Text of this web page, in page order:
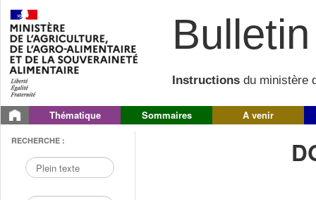
Instructions du ministère
Thématique Sommaires A venir
RECHERCHE :